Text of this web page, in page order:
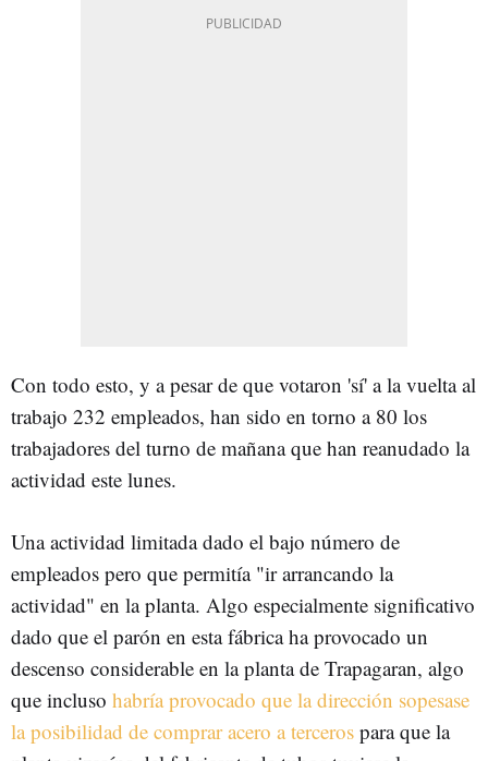
Con todo esto, y a pesar de que votaron 'sí' a la vuelta al
trabajo 232 empleados, han sido en torno a 80 los
trabajadores del turno de mañana que han reanudado la
actividad este lunes.
Una actividad limitada dado el bajo número de
empleados pero que permitía "ir arrancando la
actividad" en la planta. Algo especialmente significativo
dado que el parón en esta fábrica ha provocado un
descenso considerable en la planta de Trapagaran, algo
que incluso habría provocado que la dirección sopesase
la posibilidad de comprar acero a terceros para que la